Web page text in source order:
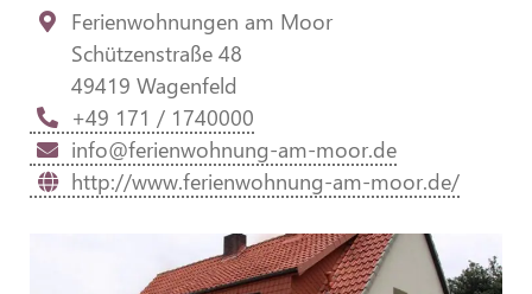
Ferienwohnungen am Moor
Schützenstraße 48
49419 Wagenfeld
+49 171 / 1740000
info@ferienwohnung-am-moor.de
http://www.ferienwohnung-am-moor.de/